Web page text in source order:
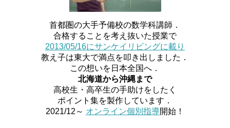
首都圏の大手予備校の数学科講師．
合格することを考え抜いた授業で
2013/05/16にサンケイリビングに載り
教え子は東大で満点を叩き出しました．
この想いを日本全国へ．
北海道から沖縄まで
高校生・高卒生の手助けをしたく
ポイント集を製作しています．
2021/12～ オンライン個別指導開始！